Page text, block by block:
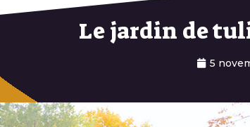
Le jardin de
5